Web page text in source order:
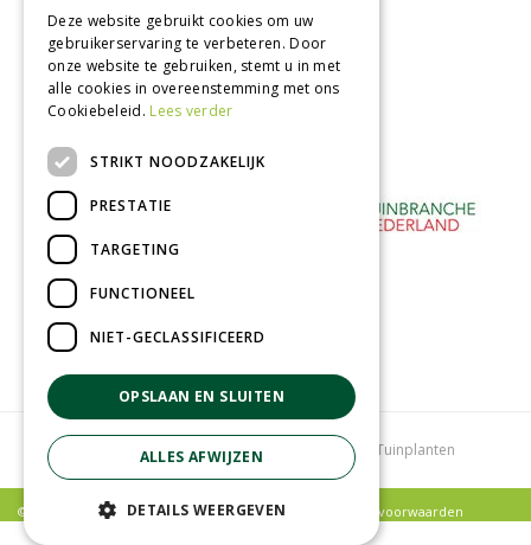
Afhalen in tuincentrum
Betaal veilig
met iDeal - Wero
Tuincentrum Bloemenwinkel Kamerplanten Tuinplanten
© Poppelaars Tuincentrum |Privacy policy
Algemene voorwaarden
Deze website gebruikt cookies om uw
gebruikerservaring te verbeteren. Door
onze website te gebruiken, stemt u in met
alle cookies in overeenstemming met ons
Cookiebeleid. Lees verder
STRIKT NOODZAKELIJK
PRESTATIE
TARGETING
FUNCTIONEEL
NIET-GECLASSIFICEERD
OPSLAAN EN SLUITEN
ALLES AFWIJZEN
DETAILS WEERGEVEN